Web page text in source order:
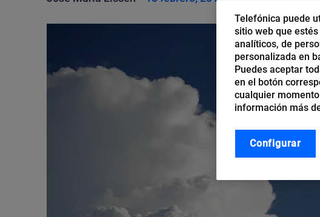
Telefónica puede
sitio web que
analíticos, de
personalizada en
Puedes aceptar
en el botón
cualquier
información más
Configurar